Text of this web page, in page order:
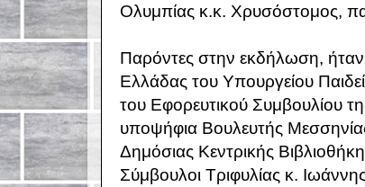
Ολυμπίας κ.κ. Χρυσόστομος,
Παρόντες στην εκδήλωση,
Ελλάδας του Υπουργείου
του Εφορευτικού Συμβουλίου
υποψήφια Βουλευτής
Δημόσιας Κεντρικής
Σύμβουλοι Τριφυλίας κ.